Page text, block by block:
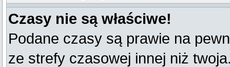
Czasy nie są właściwe!
Podane czasy są prawie na
ze strefy czasowej innej niż